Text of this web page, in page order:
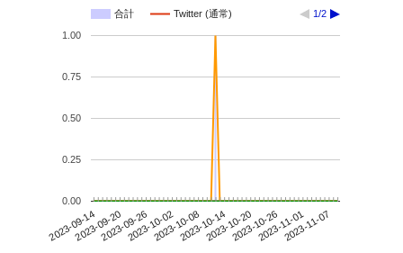
合計 Twitter (通常) 1/2
2023-09-142023-09-202023-09-262023-10-022023-10-082023-10-142023-10-202023-10-262023-11-012023-11-07
0.00
0.25
0.50
0.75
1.00